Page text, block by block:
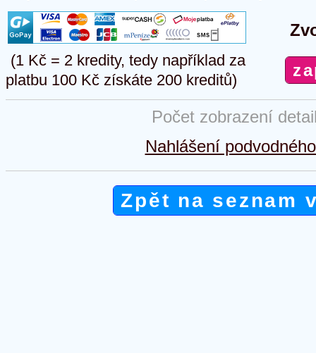
(1 Kč = 2 kredity, tedy například za
platbu 100 Kč získáte 200 kreditů)
Počet zobrazení
Nahlášení
Zpět na seznam